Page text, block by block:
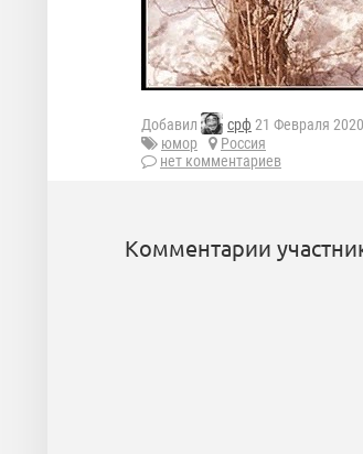
Добавил срф 21 Февраля 2020
юмор
Россия
нет комментариев
Комментарии